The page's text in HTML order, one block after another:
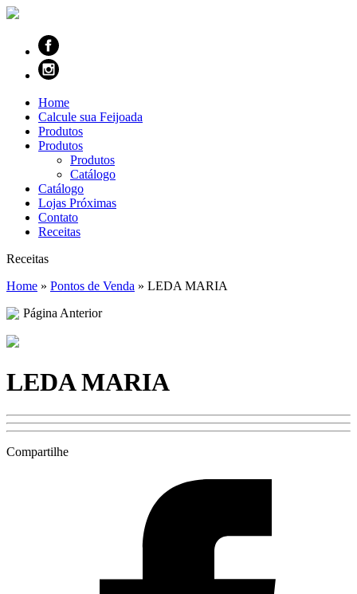
Home
Calcule sua Feijoada
Produtos
Produtos
Produtos
Catálogo
Catálogo
Lojas Próximas
Contato
Receitas
Receitas
Home » Pontos de Venda » LEDA MARIA
Página Anterior
LEDA MARIA
Compartilhe